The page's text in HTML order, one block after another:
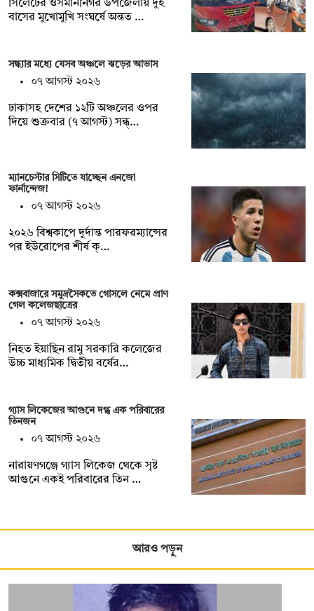
সিলেটের ওসমানীনগর উপজেলায় দুই
বাসের মুখোমুখি সংঘর্ষে অন্তত …
সন্ধ্যার মধ্যে যেসব অঞ্চলে ঝড়ের আভাস
০৭ আগস্ট ২০২৬
ঢাকাসহ দেশের ১২টি অঞ্চলের ওপর
দিয়ে শুক্রবার (৭ আগস্ট) সন্ধ্…
ম্যানচেস্টার সিটিতে যাচ্ছেন এনজো
ফার্নান্দেজ!
০৭ আগস্ট ২০২৬
২০২৬ বিশ্বকাপে দুর্দান্ত পারফরম্যান্সের
পর ইউরোপের শীর্ষ ক্…
কক্সবাজারে সমুদ্রসৈকতে গোসলে নেমে প্রাণ
গেল কলেজছাত্রের
০৭ আগস্ট ২০২৬
নিহত ইয়াছিন রামু সরকারি কলেজের
উচ্চ মাধ্যমিক দ্বিতীয় বর্ষের…
গ্যাস লিকেজের আগুনে দগ্ধ এক পরিবারের
তিনজন
০৭ আগস্ট ২০২৬
নারায়ণগঞ্জে গ্যাস লিকেজ থেকে সৃষ্ট
আগুনে একই পরিবারের তিন …
আরও পড়ুন